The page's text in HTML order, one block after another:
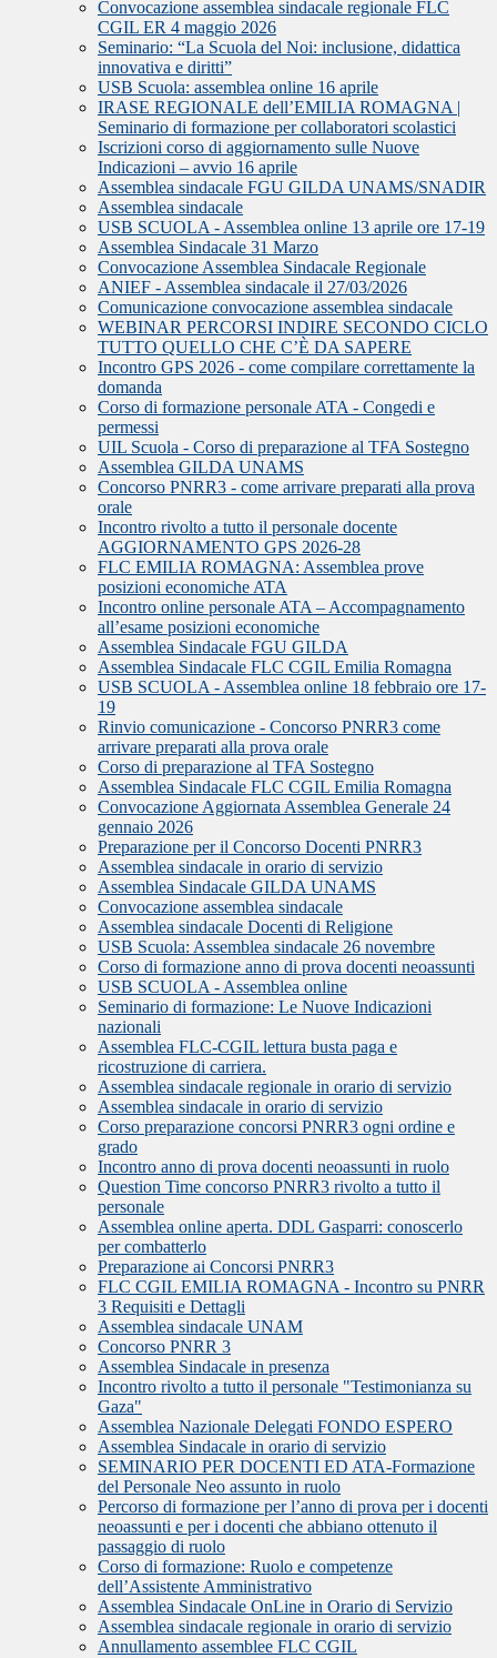
Convocazione assemblea sindacale regionale FLC
CGIL ER 4 maggio 2026
Seminario: “La Scuola del Noi: inclusione, didattica
innovativa e diritti”
USB Scuola: assemblea online 16 aprile
IRASE REGIONALE dell’EMILIA ROMAGNA |
Seminario di formazione per collaboratori scolastici
Iscrizioni corso di aggiornamento sulle Nuove
Indicazioni – avvio 16 aprile
Assemblea sindacale FGU GILDA UNAMS/SNADIR
Assemblea sindacale
USB SCUOLA - Assemblea online 13 aprile ore 17-19
Assemblea Sindacale 31 Marzo
Convocazione Assemblea Sindacale Regionale
ANIEF - Assemblea sindacale il 27/03/2026
Comunicazione convocazione assemblea sindacale
WEBINAR PERCORSI INDIRE SECONDO CICLO
TUTTO QUELLO CHE C’È DA SAPERE
Incontro GPS 2026 - come compilare correttamente la
domanda
Corso di formazione personale ATA - Congedi e
permessi
UIL Scuola - Corso di preparazione al TFA Sostegno
Assemblea GILDA UNAMS
Concorso PNRR3 - come arrivare preparati alla prova
orale
Incontro rivolto a tutto il personale docente
AGGIORNAMENTO GPS 2026-28
FLC EMILIA ROMAGNA: Assemblea prove
posizioni economiche ATA
Incontro online personale ATA – Accompagnamento
all’esame posizioni economiche
Assemblea Sindacale FGU GILDA
Assemblea Sindacale FLC CGIL Emilia Romagna
USB SCUOLA - Assemblea online 18 febbraio ore 17-
19
Rinvio comunicazione - Concorso PNRR3 come
arrivare preparati alla prova orale
Corso di preparazione al TFA Sostegno
Assemblea Sindacale FLC CGIL Emilia Romagna
Convocazione Aggiornata Assemblea Generale 24
gennaio 2026
Preparazione per il Concorso Docenti PNRR3
Assemblea sindacale in orario di servizio
Assemblea Sindacale GILDA UNAMS
Convocazione assemblea sindacale
Assemblea sindacale Docenti di Religione
USB Scuola: Assemblea sindacale 26 novembre
Corso di formazione anno di prova docenti neoassunti
USB SCUOLA - Assemblea online
Seminario di formazione: Le Nuove Indicazioni
nazionali
Assemblea FLC-CGIL lettura busta paga e
ricostruzione di carriera.
Assemblea sindacale regionale in orario di servizio
Assemblea sindacale in orario di servizio
Corso preparazione concorsi PNRR3 ogni ordine e
grado
Incontro anno di prova docenti neoassunti in ruolo
Question Time concorso PNRR3 rivolto a tutto il
personale
Assemblea online aperta. DDL Gasparri: conoscerlo
per combatterlo
Preparazione ai Concorsi PNRR3
FLC CGIL EMILIA ROMAGNA - Incontro su PNRR
3 Requisiti e Dettagli
Assemblea sindacale UNAM
Concorso PNRR 3
Assemblea Sindacale in presenza
Incontro rivolto a tutto il personale "Testimonianza su
Gaza"
Assemblea Nazionale Delegati FONDO ESPERO
Assemblea Sindacale in orario di servizio
SEMINARIO PER DOCENTI ED ATA-Formazione
del Personale Neo assunto in ruolo
Percorso di formazione per l’anno di prova per i docenti
neoassunti e per i docenti che abbiano ottenuto il
passaggio di ruolo
Corso di formazione: Ruolo e competenze
dell’Assistente Amministrativo
Assemblea Sindacale OnLine in Orario di Servizio
Assemblea sindacale regionale in orario di servizio
Annullamento assemblee FLC CGIL